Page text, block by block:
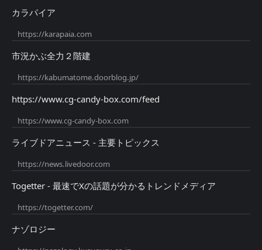
カラパイア
https://karapaia.com
市況かぶ全力２階建
https://kabumatome.doorblog.jp/
https://www.cg-candy-box.com/feed
https://www.cg-candy-box.com
ライブドアニュース - 主要トピックス
https://news.livedoor.com
Togetter - 最速でXの話題が分かるトレンドメディア
https://togetter.com/
ナゾロジー